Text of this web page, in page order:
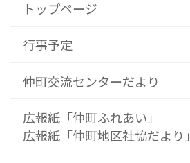
トップページ
行事予定
仲町交流センターだより
広報紙「仲町ふれあい」
広報紙「仲町地区社協だより」